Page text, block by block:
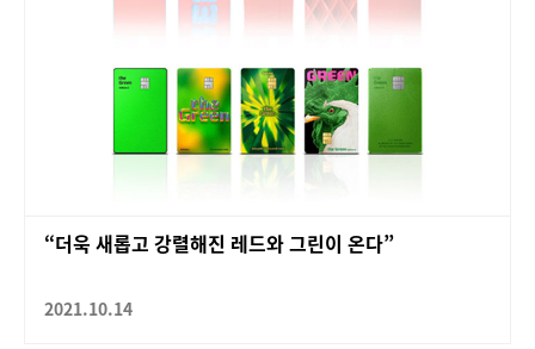
“더욱 새롭고 강렬해진 레드와 그린이 온다”
2021.10.14